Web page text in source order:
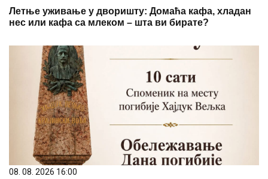
Летње уживање у дворишту: Домаћа кафа, хладан
нес или кафа са млеком – шта ви бирате?
08. 08. 2026 16:00